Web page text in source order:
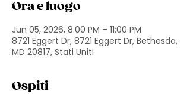
Ora e luogo
Jun 05, 2026, 8:00 PM – 11:00 PM
8721 Eggert Dr, 8721 Eggert Dr, Bethesda,
MD 20817, Stati Uniti
Ospiti